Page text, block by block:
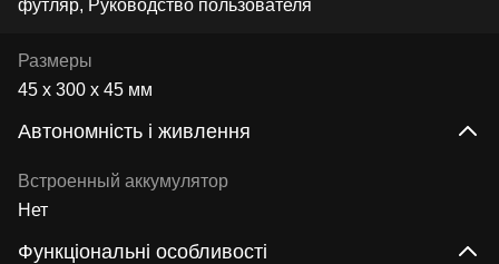
футляр, Руководство пользователя
Размеры
45 х 300 х 45 мм
Автономність і живлення
Встроенный аккумулятор
Нет
Функціональні особливості